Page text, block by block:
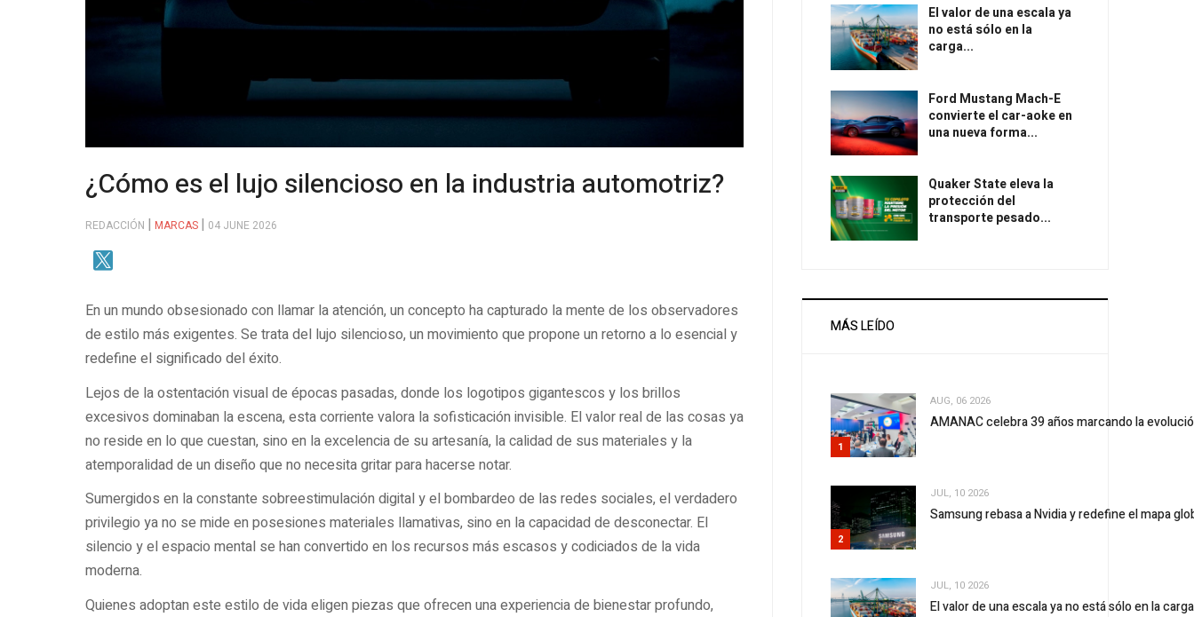
¿Cómo es el lujo silencioso en la industria automotriz?
REDACCIÓN MARCAS 04 JUNE 2026
En un mundo obsesionado con llamar la atención, un concepto ha capturado la mente de los observadores
de estilo más exigentes. Se trata del lujo silencioso, un movimiento que propone un retorno a lo esencial y
redefine el significado del éxito.
Lejos de la ostentación visual de épocas pasadas, donde los logotipos gigantescos y los brillos
excesivos dominaban la escena, esta corriente valora la sofisticación invisible. El valor real de las cosas ya
no reside en lo que cuestan, sino en la excelencia de su artesanía, la calidad de sus materiales y la
atemporalidad de un diseño que no necesita gritar para hacerse notar.
Sumergidos en la constante sobreestimulación digital y el bombardeo de las redes sociales, el verdadero
privilegio ya no se mide en posesiones materiales llamativas, sino en la capacidad de desconectar. El
silencio y el espacio mental se han convertido en los recursos más escasos y codiciados de la vida
moderna.
Quienes adoptan este estilo de vida eligen piezas que ofrecen una experiencia de bienestar profundo,
El valor de una escala ya
no está sólo en la
carga...
Ford Mustang Mach-E
convierte el car-aoke en
una nueva forma...
Quaker State eleva la
protección del
transporte pesado...
MÁS LEÍDO
1
AUG, 06 2026
AMANAC celebra 39 años marcando la
2
JUL, 10 2026
Samsung rebasa a Nvidia y redefine el mapa
JUL, 10 2026
El valor de una escala ya no está sólo en la carga